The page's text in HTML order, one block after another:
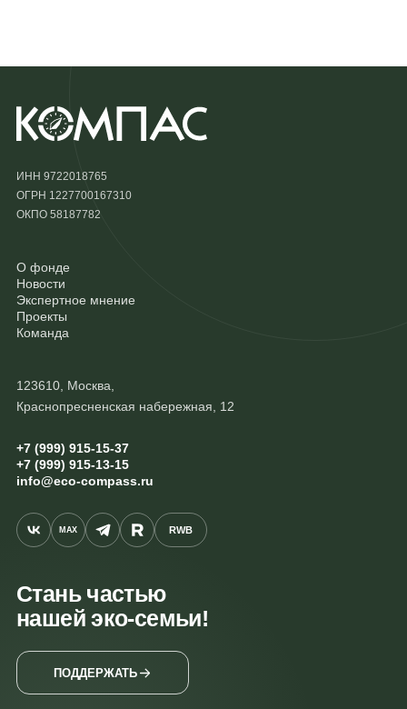
ИНН 9722018765
ОГРН 1227700167310
ОКПО 58187782
О фонде
Новости
Экспертное мнение
Проекты
Команда
123610, Москва,
Краснопресненская набережная, 12
+7 (999) 915-15-37
+7 (999) 915-13-15
info@eco-compass.ru
MAX RWB
Стань частью
нашей эко-семьи!
ПОДДЕРЖАТЬ